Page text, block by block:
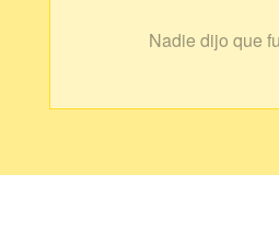
Nadie dijo que